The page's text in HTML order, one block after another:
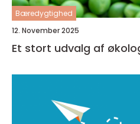
Bæredygtighed
12. November 2025
Et stort udvalg af